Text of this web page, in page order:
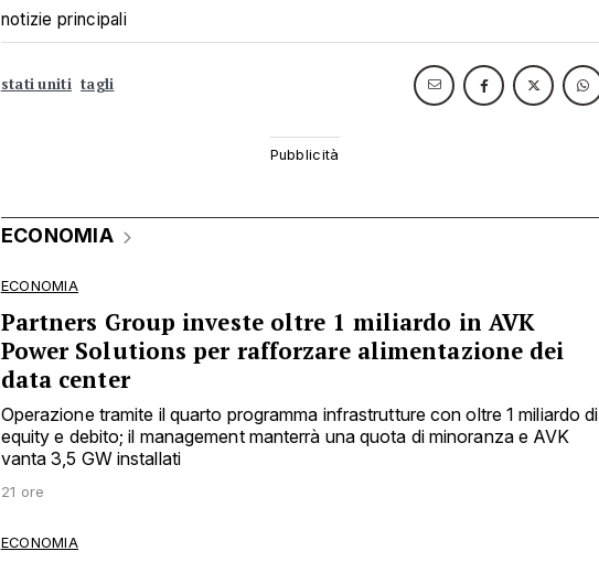
notizie principali
stati uniti tagli
ECONOMIA
ECONOMIA
Partners Group investe oltre 1 miliardo in AVK
Power Solutions per rafforzare alimentazione dei
data center
Operazione tramite il quarto programma infrastrutture con oltre 1 miliardo di
equity e debito; il management manterrà una quota di minoranza e AVK
vanta 3,5 GW installati
21 ore
ECONOMIA